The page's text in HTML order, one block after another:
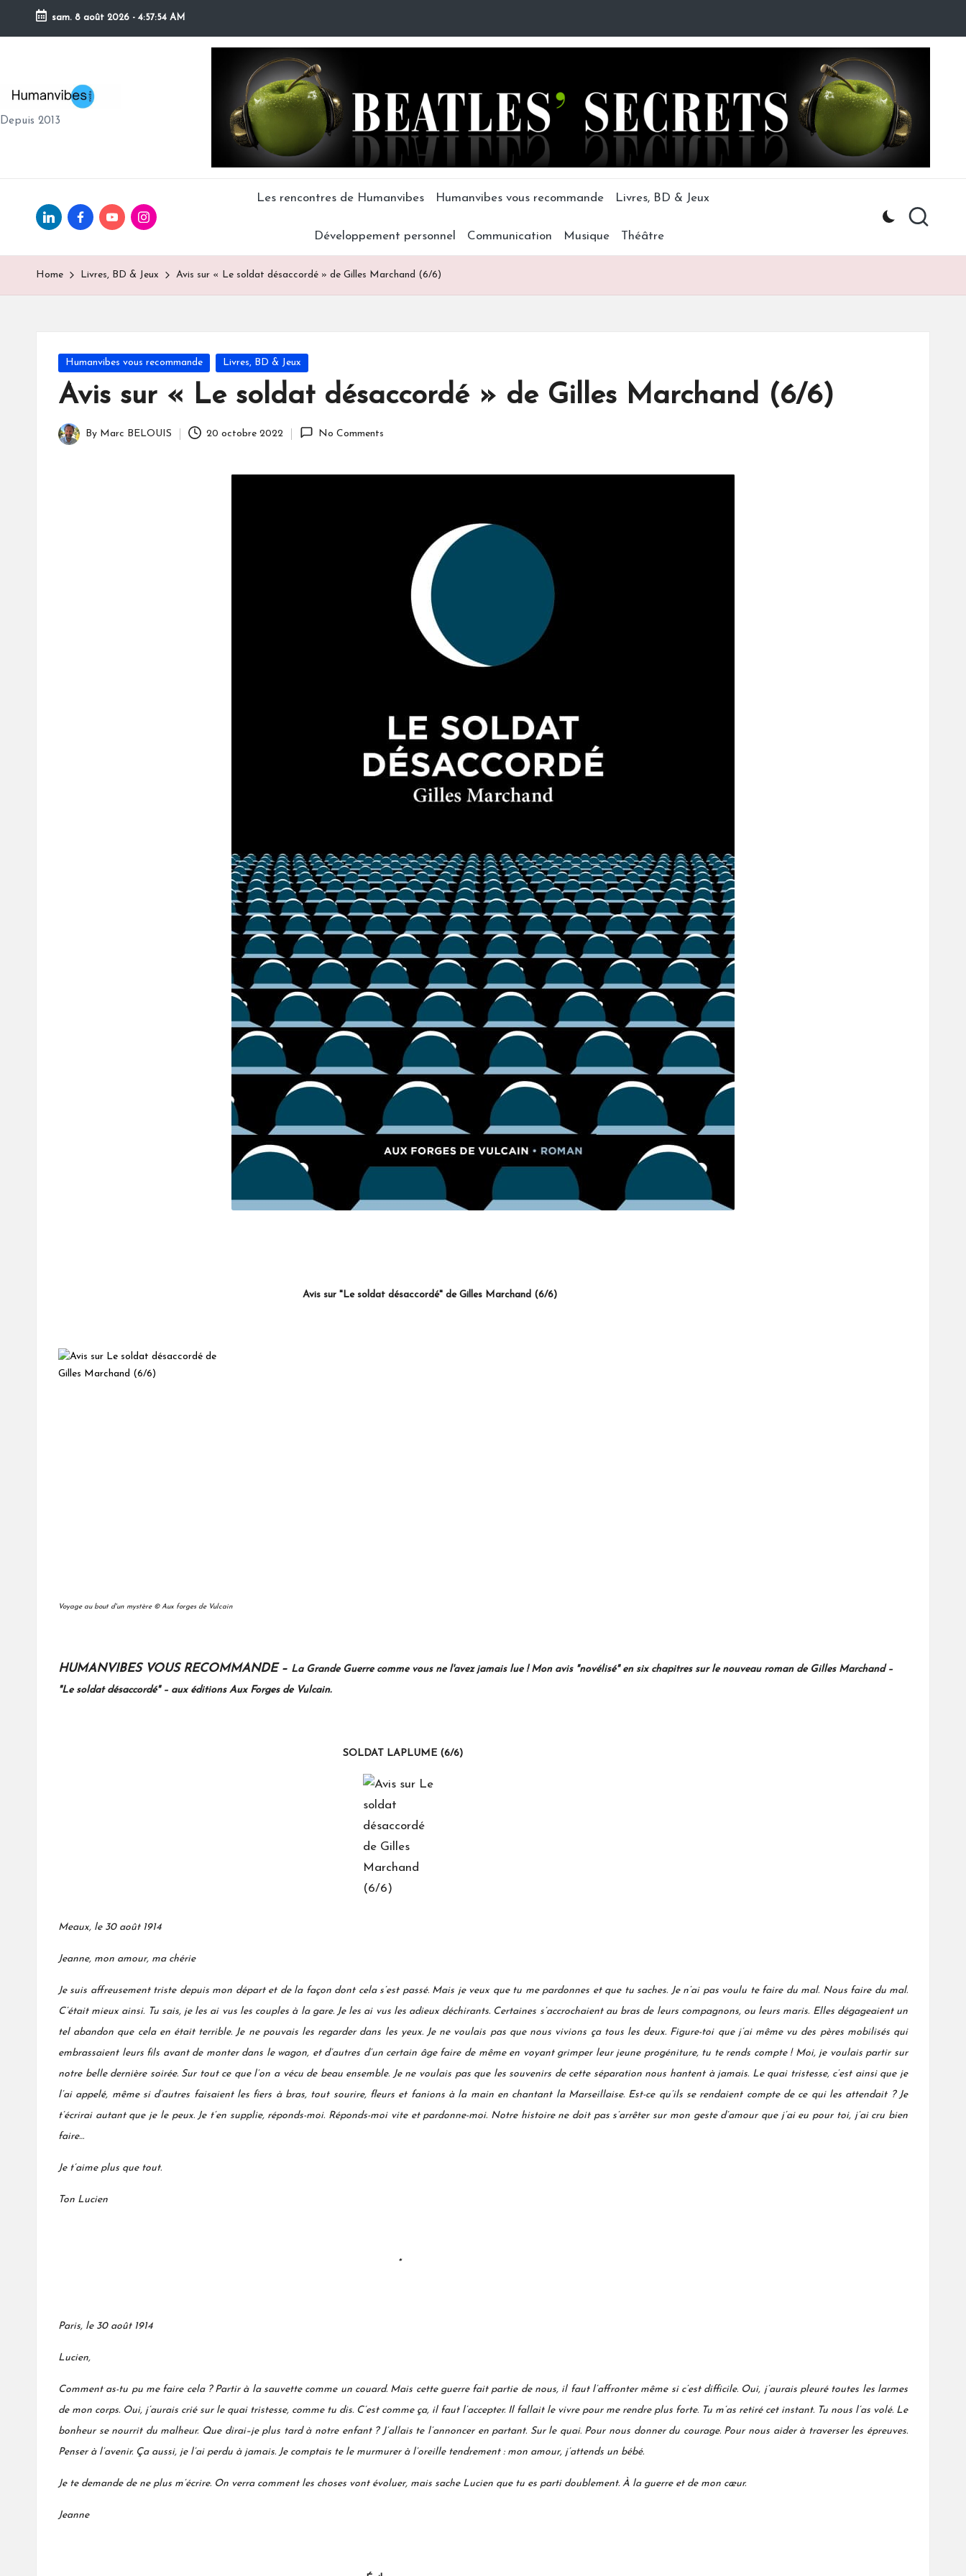
Skip
sam. 8 août 2026 - 4:57:55 AM
H
U
V
IB
Depuis 2013
Linkedin.comfacebook.com
Youtube.comInstagram.com
Les rencontres de Humanvibes Humanvibes vous recommande Livres, BD & Jeux
Développement personnel Communication Musique Théâtre
Home Livres, BD & Jeux Avis sur « Le soldat désaccordé » de Gilles Marchand (6/6)
Posted
Humanvibes vous recommande Livres, BD & Jeux
Avis sur « Le soldat désaccordé » de Gilles Marchand (6/6)
Posted
By Marc BELOUIS 20 octobre 2022 No Comments
Avis sur "Le soldat désaccordé" de Gilles Marchand (6/6)
Voyage au bout d'un mystère © Aux forges de Vulcain
HUMANVIBES VOUS RECOMMANDE – La Grande Guerre comme vous ne l'avez jamais lue ! Mon avis "novélisé" en six chapitres sur le nouveau roman de Gilles Marchand –
"Le soldat désaccordé" – aux éditions Aux Forges de Vulcain.
SOLDAT LAPLUME (6/6)
Meaux, le 30 août 1914
Jeanne, mon amour, ma chérie
Je suis affreusement triste depuis mon départ et de la façon dont cela s’est passé. Mais je veux que tu me pardonnes et que tu saches. Je n’ai pas voulu te faire du mal. Nous faire du mal.
C’était mieux ainsi. Tu sais, je les ai vus les couples à la gare. Je les ai vus les adieux déchirants. Certaines s’accrochaient au bras de leurs compagnons, ou leurs maris. Elles dégageaient un
tel abandon que cela en était terrible. Je ne pouvais les regarder dans les yeux. Je ne voulais pas que nous vivions ça tous les deux. Figure-toique j’ai même vu des pères mobilisés qui
embrassaient leurs fils avant de monter dans le wagon, et d’autres d’un certain âge faire de même en voyant grimper leur jeune progéniture, tu te rends compte ! Moi, je voulais partir sur
notre belle dernière soirée. Sur tout ce que l’on a vécu de beau ensemble. Je ne voulais pas que les souvenirs de cette séparation nous hantent à jamais. Le quai tristesse, c’est ainsi que je
l’ai appelé, même si d’autres faisaient les fiers à bras, tout sourire, fleurs et fanions à la main en chantant la Marseillaise. Est-ce qu’ils se rendaient compte de ce qui les attendait ? Je
t’écrirai autant que je le peux. Je t’en supplie, réponds-moi. Réponds-moi vite et pardonne-moi. Notre histoire ne doit pas s’arrêter sur mon geste d’amour que j’ai eu pour toi, j’ai cru bien
faire…
Je t’aime plus que tout.
Ton Lucien
*
Paris, le 30 août 1914
Lucien,
Comment as-tu pu me faire cela? Partir à la sauvette comme un couard. Mais cette guerre fait partie de nous, il faut l’affronter même si c’est difficile. Oui, j’aurais pleuré toutes les larmes
de mon corps. Oui, j’aurais crié sur le quai tristesse, comme tu dis. C’est comme ça, il faut l’accepter. Il fallait le vivre pour me rendre plus forte. Tu m’as retiré cet instant. Tu nous l’as volé. Le
bonheur se nourrit du malheur. Que dirai–je plus tard à notre enfant ? J’allais te l’annoncer en partant. Sur le quai. Pour nous donner du courage. Pour nous aider à traverser les épreuves.
Penser à l’avenir. Ça aussi, je l’ai perdu à jamais. Je comptais te le murmurer à l’oreille tendrement : mon amour, j’attends un bébé.
Je te demande de ne plus m’écrire. On verra comment les choses vont évoluer, mais sache Lucien que tu es parti doublement. À la guerre et de mon cœur.
Jeanne